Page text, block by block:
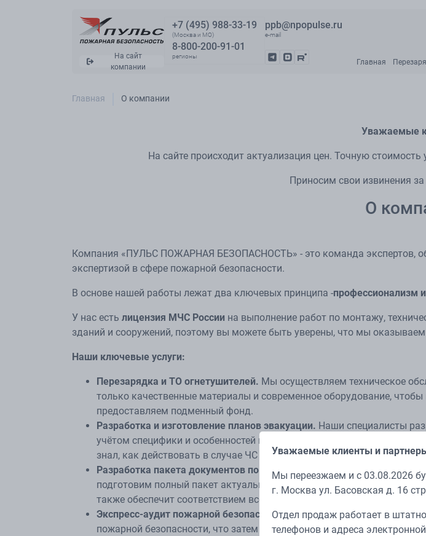
На сайт
компании
+7 (495) 988-33-19
(Москва и МО)
8-800-200-91-01
регионы
ppb@npopulse.ru
e-mail
Главная
Главная О компании
Уважаемые
На сайте происходит актуализация цен. Точную
Приносим свои извинения
О
Компания «ПУЛЬС ПОЖАРНАЯ БЕЗОПАСНОСТЬ» - это команда экспертов,
экспертизой в сфере пожарной безопасности.
В основе нашей работы лежат два ключевых принципа -профессионализм
У нас есть лицензия МЧС России на выполнение работ по монтажу,
зданий и сооружений, поэтому вы можете быть уверены, что мы оказываем
Наши ключевые услуги:
Перезарядка и ТО огнетушителей. Мы осуществляем техническое
только качественные материалы и современное оборудование,
предоставляем подменный фонд.
Разработка и изготовление планов эвакуации. Наши специалисты
учётом специфики и особенностей вашего объекта. Мы заботимся о
знал, как действовать в случае ЧС быстро и безопасно.
Разработка пакета документов по ПБ для компаний.
У нас есть
подготовим полный пакет актуальных документов, необходимых
также обеспечит соответствием всем требованиям и не вызовет
Экспресс-аудит пожарной безопасности.В рамках данной услуги мы
пожарной безопасности, что затем отражается в техническом
Уважаемые клиенты и
Мы переезжаем и с 03.08.2026
г. Москва ул. Басовская д. 16
Отдел продаж работает в
телефонов и адреса